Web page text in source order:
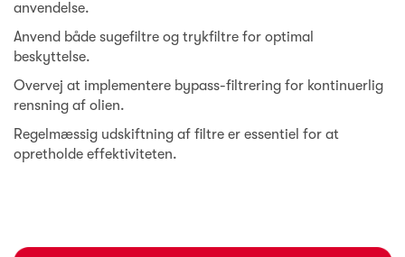
anvendelse.
Anvend både sugefiltre og trykfiltre for optimal
beskyttelse.
Overvej at implementere bypass-filtrering for kontinuerlig
rensning af olien.
Regelmæssig udskiftning af filtre er essentiel for at
opretholde effektiviteten.